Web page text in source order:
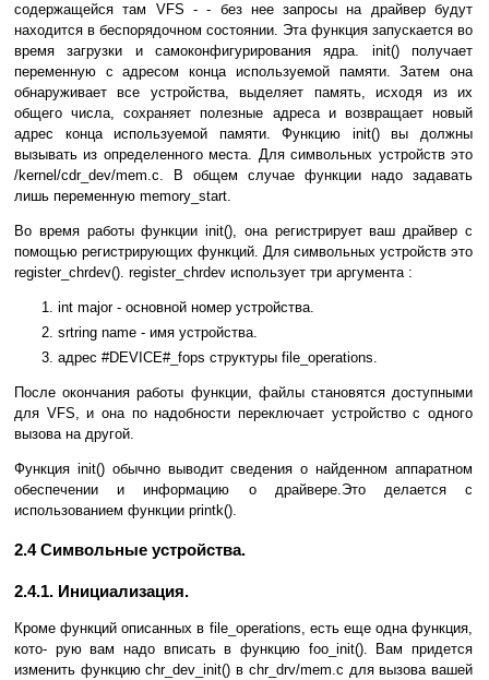
содержащейся там VFS - - без нее запросы на драйвер будут
находится в беспорядочном состоянии. Эта функция запускается во
время загрузки и самоконфигурирования ядра. init() получает
переменную с адресом конца используемой памяти. Затем она
обнаруживает все устройства, выделяет память, исходя из их
общего числа, сохраняет полезные адреса и возвращает новый
адрес конца используемой памяти. Функцию init() вы должны
вызывать из определенного места. Для символьных устройств это
/kernel/cdr_dev/mem.c. В общем случае функции надо задавать
лишь переменную memory_start.
Во время работы функции init(), она регистрирует ваш драйвер с
помощью регистрирующих функций. Для символьных устройств это
register_chrdev(). register_chrdev использует три аргумента :
int major - основной номер устройства.
srtring name - имя устройства.
адрес #DEVICE#_fops структуры file_operations.
После окончания работы функции, файлы становятся доступными
для VFS, и она по надобности переключает устройство с одного
вызова на другой.
Функция init() обычно выводит сведения о найденном аппаратном
обеспечении и информацию о драйвере.Это делается с
использованием функции printk().
2.4 Cимвольные устройства.
2.4.1. Инициализация.
Кроме функций описанных в file_operations, есть еще одна функция,
кото- рую вам надо вписать в функцию foo_init(). Вам придется
изменить функцию chr_dev_init() в chr_drv/mem.c для вызова вашей